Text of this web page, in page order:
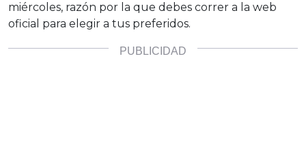
miércoles, razón por la que debes correr a la web
oficial para elegir a tus preferidos.